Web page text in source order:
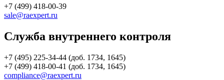
+7 (499) 418-00-39
sale@raexpert.ru
Служба внутреннего контроля
+7 (495) 225-34-44 (доб. 1734, 1645)
+7 (499) 418-00-41 (доб. 1734, 1645)
compliance@raexpert.ru